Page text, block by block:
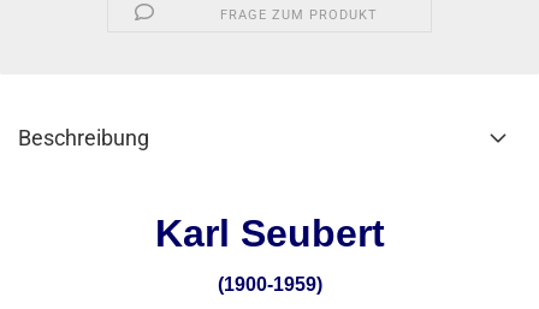
FRAGE ZUM PRODUKT
Beschreibung
Karl Seubert
(1900-1959)